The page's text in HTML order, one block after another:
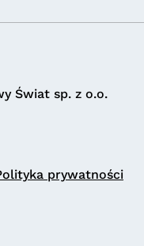
Świat sp. z o.o.
prywatności